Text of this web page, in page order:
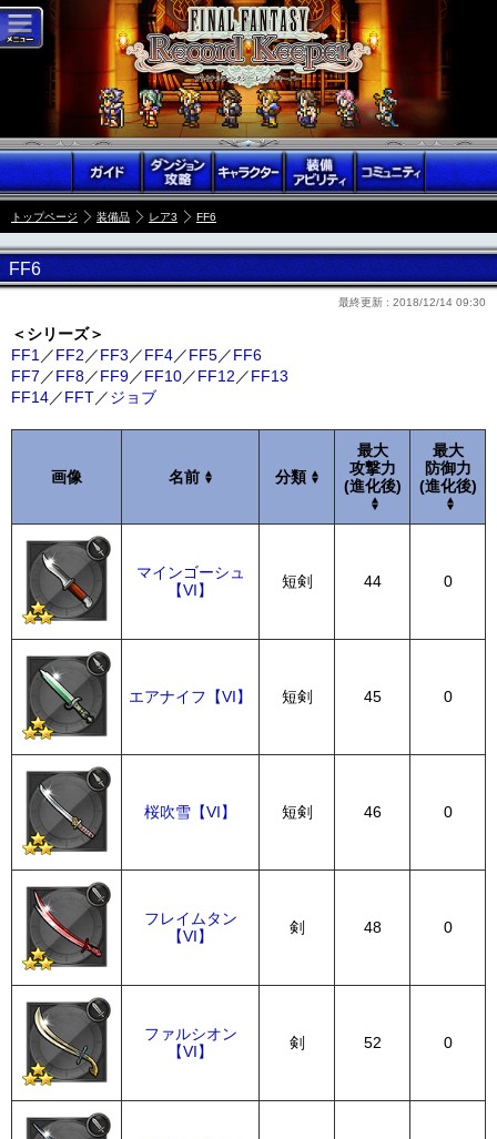
トップページ 装備品 レア3 FF6
FF6
最終更新 : 2018/12/14 09:30
＜シリーズ＞
FF1 ／FF2 ／FF3 ／FF4／FF5／FF6
FF7 ／FF8／FF9／FF10／FF12 ／FF13
FF14／FFT／ジョブ
画像 名前 分類
最大
攻撃力
(進化後)
最大
防御力
(進化後)
マインゴーシュ
【VI】
短剣 44 0
エアナイフ【VI】 短剣 45 0
桜吹雪【VI】 短剣 46 0
フレイムタン
【VI】
剣 48 0
ファルシオン
【VI】
剣 52 0